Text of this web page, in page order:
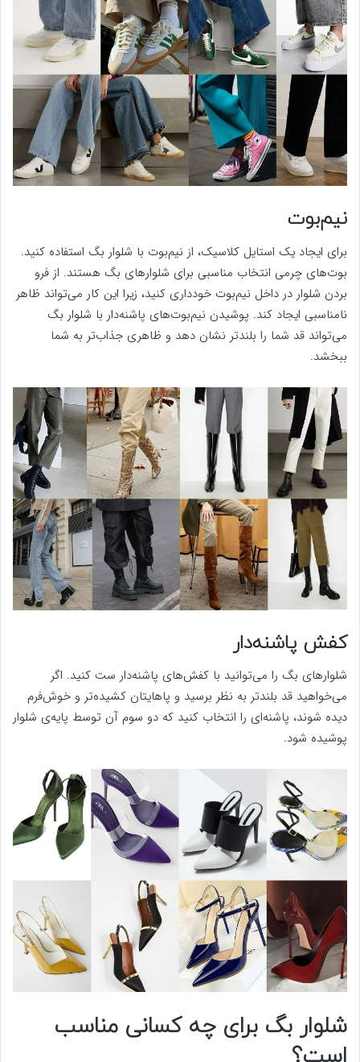
نیم‌بوت
برای ایجاد یک استایل کلاسیک، از نیم‌بوت با شلوار بگ استفاده کنید.
بوت‌های چرمی انتخاب مناسبی برای شلوارهای بگ هستند. از فرو
بردن شلوار در داخل نیم‌بوت خودداری کنید، زیرا این کار می‌تواند ظاهر
نامناسبی ایجاد کند. پوشیدن نیم‌بوت‌های پاشنه‌دار با شلوار بگ
می‌تواند قد شما را بلندتر نشان دهد و ظاهری جذاب‌تر به شما
ببخشد.
کفش پاشنه‌دار
شلوار‌های بگ را می‌توانید با کفش‌های پاشنه‌دار ست کنید. اگر
می‌خواهید قد بلندتر به نظر برسید و پاهایتان کشیده‌تر و خوش‌فرم
دیده شوند، پاشنه‌ای را انتخاب کنید که دو سوم آن توسط پایه‌ی شلوار
پوشیده شود.
شلوار بگ برای چه کسانی مناسب